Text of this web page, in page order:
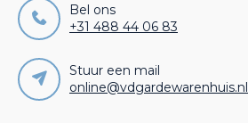
Bel ons
+31 488 44 06 83
Stuur een mail
online@vdgardewarenhuis.nl